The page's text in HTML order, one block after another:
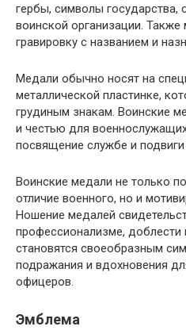
гербы, символы
воинской организации. Также
гравировку с названием и
Медали обычно носят на
металлической пластинке,
грудиным знакам. Воинские
и честью для
посвящение службе и
Воинские медали не только
отличие военного, но и
Ношение медалей
профессионализме, доблести
становятся своеобразным
подражания и вдохновения
офицеров.
Эмблема